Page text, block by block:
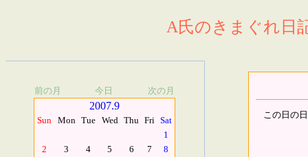
A氏のきまぐれ日
前の月 今日 次の月
2007.9
Sun Mon Tue Wed Thu Fri Sat
1
2
3 4 5 6 7
8
この日の